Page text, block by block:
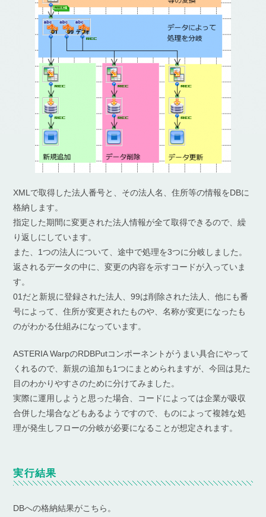
XMLで取得した法人番号と、その法人名、住所等の情報をDBに
格納します。
指定した期間に変更された法人情報が全て取得できるので、繰
り返しにしています。
また、1つの法人について、途中で処理を3つに分岐しました。
返されるデータの中に、変更の内容を示すコードが入っていま
す。
01だと新規に登録された法人、99は削除された法人、他にも番
号によって、住所が変更されたものや、名称が変更になったも
のがわかる仕組みになっています。
ASTERIA WarpのRDBPutコンポーネントがうまい具合にやって
くれるので、新規の追加も1つにまとめられますが、今回は見た
目のわかりやすさのために分けてみました。
実際に運用しようと思った場合、コードによっては企業が吸収
合併した場合などもあるようですので、ものによって複雑な処
理が発生しフローの分岐が必要になることが想定されます。
実行結果
DBへの格納結果がこちら。